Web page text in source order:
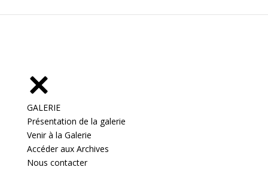
GALERIE
Présentation de la galerie
Venir à la Galerie
Accéder aux Archives
Nous contacter